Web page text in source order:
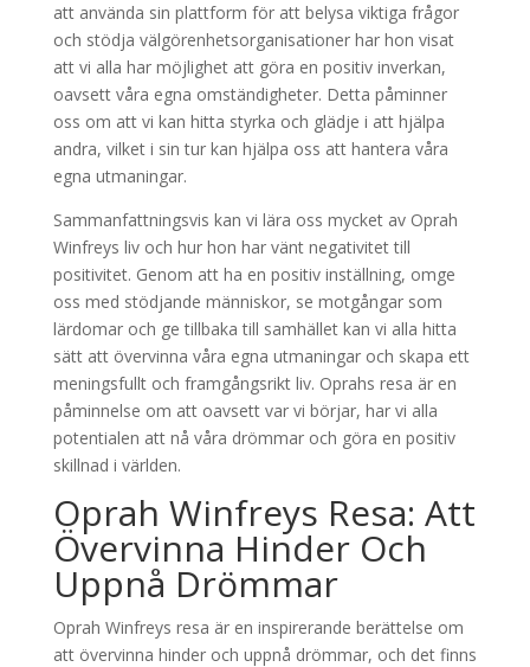
att använda sin plattform för att belysa viktiga frågor
och stödja välgörenhetsorganisationer har hon visat
att vi alla har möjlighet att göra en positiv inverkan,
oavsett våra egna omständigheter. Detta påminner
oss om att vi kan hitta styrka och glädje i att hjälpa
andra, vilket i sin tur kan hjälpa oss att hantera våra
egna utmaningar.
Sammanfattningsvis kan vi lära oss mycket av Oprah
Winfreys liv och hur hon har vänt negativitet till
positivitet. Genom att ha en positiv inställning, omge
oss med stödjande människor, se motgångar som
lärdomar och ge tillbaka till samhället kan vi alla hitta
sätt att övervinna våra egna utmaningar och skapa ett
meningsfullt och framgångsrikt liv. Oprahs resa är en
påminnelse om att oavsett var vi börjar, har vi alla
potentialen att nå våra drömmar och göra en positiv
skillnad i världen.
Oprah Winfreys Resa: Att
Övervinna Hinder Och
Uppnå Drömmar
Oprah Winfreys resa är en inspirerande berättelse om
att övervinna hinder och uppnå drömmar, och det finns